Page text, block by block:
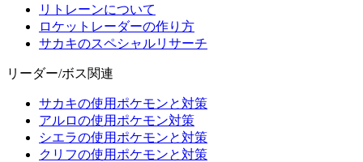
リトレーンについて
ロケットレーダーの作り方
サカキのスペシャルリサーチ
リーダー/ボス関連
サカキの使用ポケモンと対策
アルロの使用ポケモン対策
シエラの使用ポケモンと対策
クリフの使用ポケモンと対策